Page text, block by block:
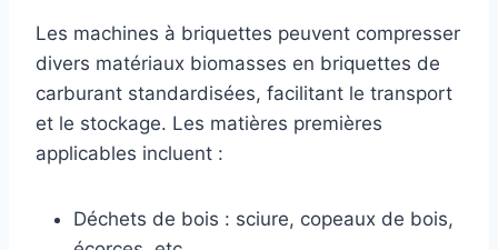
Les machines à briquettes peuvent compresser
divers matériaux biomasses en briquettes de
carburant standardisées, facilitant le transport
et le stockage. Les matières premières
applicables incluent :
Déchets de bois : sciure, copeaux de bois,